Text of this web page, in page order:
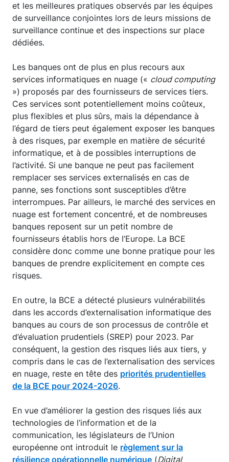
et les meilleures pratiques observés par les équipes
de surveillance conjointes lors de leurs missions de
surveillance continue et des inspections sur place
dédiées.
Les banques ont de plus en plus recours aux
services informatiques en nuage (« cloud computing
») proposés par des fournisseurs de services tiers.
Ces services sont potentiellement moins coûteux,
plus flexibles et plus sûrs, mais la dépendance à
l’égard de tiers peut également exposer les banques
à des risques, par exemple en matière de sécurité
informatique, et à de possibles interruptions de
l’activité. Si une banque ne peut pas facilement
remplacer ses services externalisés en cas de
panne, ses fonctions sont susceptibles d’être
interrompues. Par ailleurs, le marché des services en
nuage est fortement concentré, et de nombreuses
banques reposent sur un petit nombre de
fournisseurs établis hors de l’Europe. La BCE
considère donc comme une bonne pratique pour les
banques de prendre explicitement en compte ces
risques.
En outre, la BCE a détecté plusieurs vulnérabilités
dans les accords d’externalisation informatique des
banques au cours de son processus de contrôle et
d’évaluation prudentiels (SREP) pour 2023. Par
conséquent, la gestion des risques liés aux tiers, y
compris dans le cas de l’externalisation des services
en nuage, reste en tête des priorités prudentielles
de la BCE pour 2024-2026.
En vue d’améliorer la gestion des risques liés aux
technologies de l’information et de la
communication, les législateurs de l’Union
européenne ont introduit le règlement sur la
résilience opérationnelle numérique (Digital